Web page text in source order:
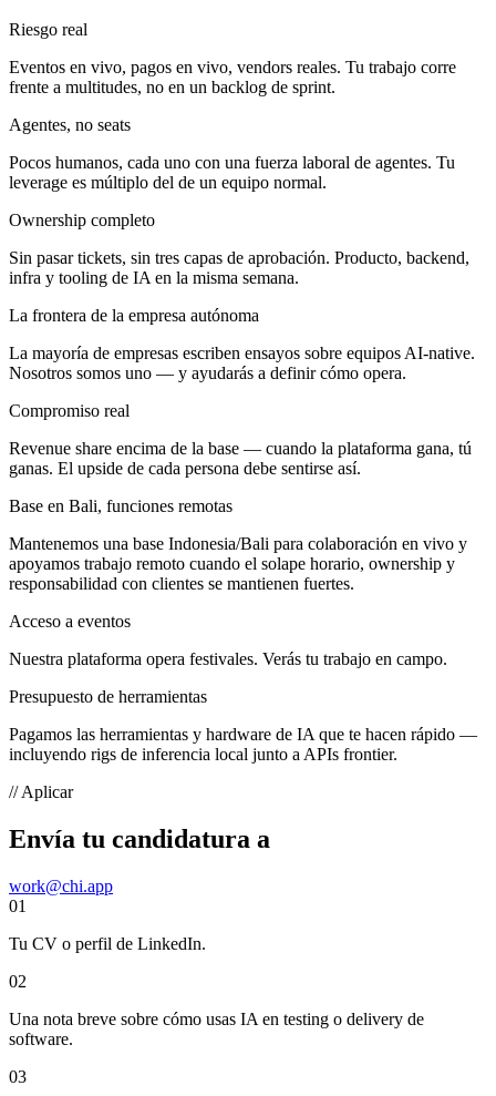
Riesgo real
Eventos en vivo, pagos en vivo, vendors reales. Tu trabajo corre
frente a multitudes, no en un backlog de sprint.
Agentes, no seats
Pocos humanos, cada uno con una fuerza laboral de agentes. Tu
leverage es múltiplo del de un equipo normal.
Ownership completo
Sin pasar tickets, sin tres capas de aprobación. Producto, backend,
infra y tooling de IA en la misma semana.
La frontera de la empresa autónoma
La mayoría de empresas escriben ensayos sobre equipos AI-native.
Nosotros somos uno — y ayudarás a definir cómo opera.
Compromiso real
Revenue share encima de la base — cuando la plataforma gana, tú
ganas. El upside de cada persona debe sentirse así.
Base en Bali, funciones remotas
Mantenemos una base Indonesia/Bali para colaboración en vivo y
apoyamos trabajo remoto cuando el solape horario, ownership y
responsabilidad con clientes se mantienen fuertes.
Acceso a eventos
Nuestra plataforma opera festivales. Verás tu trabajo en campo.
Presupuesto de herramientas
Pagamos las herramientas y hardware de IA que te hacen rápido —
incluyendo rigs de inferencia local junto a APIs frontier.
// Aplicar
Envía tu candidatura a
work@chi.app
01
Tu CV o perfil de LinkedIn.
02
Una nota breve sobre cómo usas IA en testing o delivery de
software.
03